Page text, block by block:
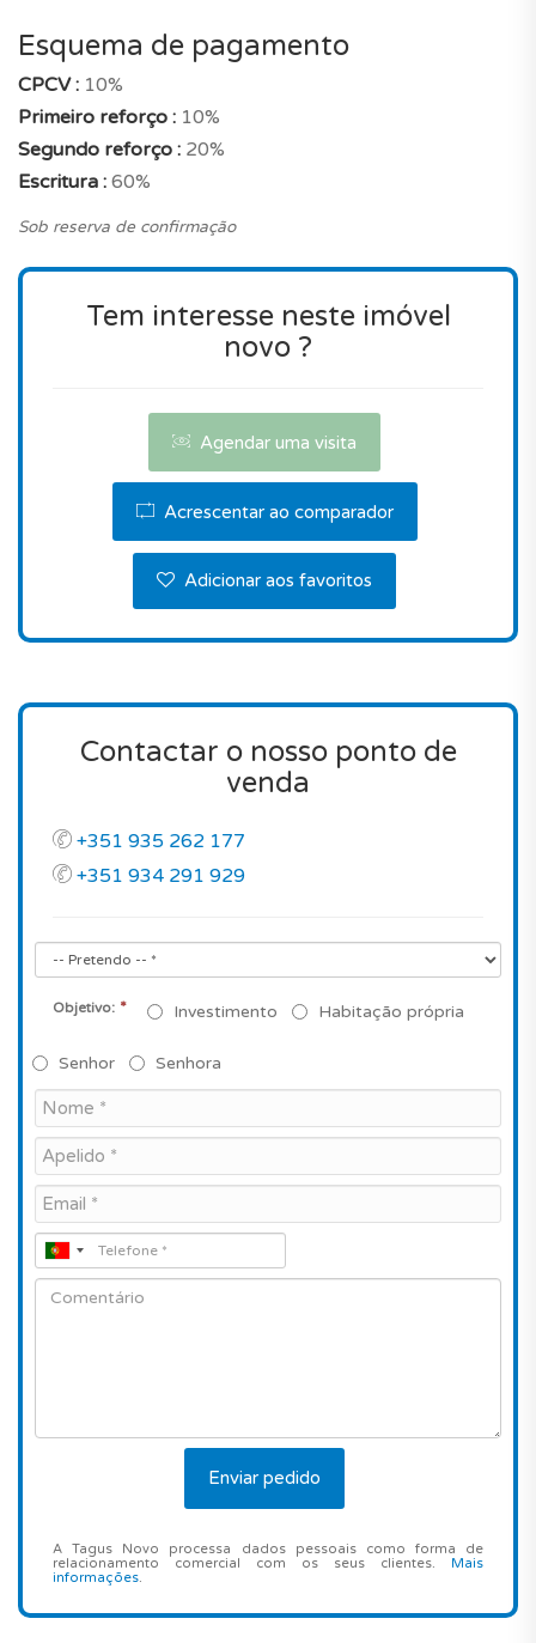
Será o imóvel ideal? É de salientar que, o preço
está verdadeiramente atractivo quando
comparado com um apartamento novo com estas
características, na mesma localização na freguesia
de São Martinho.
Este imóvel é verdadeiramente uma boa opção.
Agende já uma visita!
Esquema de pagamento
CPCV : 10%
Primeiro reforço : 10%
Segundo reforço : 20%
Escritura : 60%
Sob reserva de confirmação
Tem interesse neste imóvel
novo ?
Agendar uma visita
Acrescentar ao comparador
Adicionar aos favoritos
Contactar o nosso ponto de
venda
+351 935 262 177
+351 934 291 929
Objetivo: * Investimento Habitação própria
Senhor Senhora
A Tagus Novo processa dados pessoais como forma de
relacionamento comercial com os seus clientes. Mais
informações.